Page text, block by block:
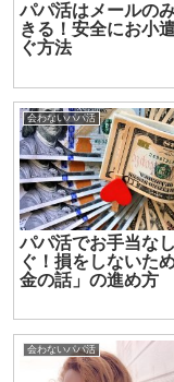
パパ活はメールの
きる！安全にお小
ぐ方法
会わないパパ活
パパ活でお手当な
ぐ！損をしないた
金の話」の進め方
会わないパパ活